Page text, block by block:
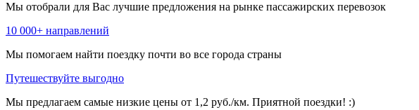
Мы отобрали для Вас лучшие предложения на рынке пассажирских перевозок
10 000+ направлений
Мы помогаем найти поездку почти во все города страны
Путешествуйте выгодно
Мы предлагаем самые низкие цены от 1,2 руб./км. Приятной поездки! :)